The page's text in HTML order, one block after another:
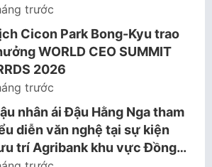
trước
Cicon Park Bong-Kyu trao
WORLD CEO SUMMIT
2026
trước
nhân ái Đậu Hằng Nga tham
diễn văn nghệ tại sự kiện
trí Agribank khu vực Đồng…